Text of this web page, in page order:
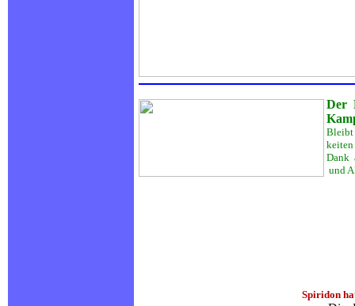
Der
Bleibt
keiten
Dank
und
Spiridon